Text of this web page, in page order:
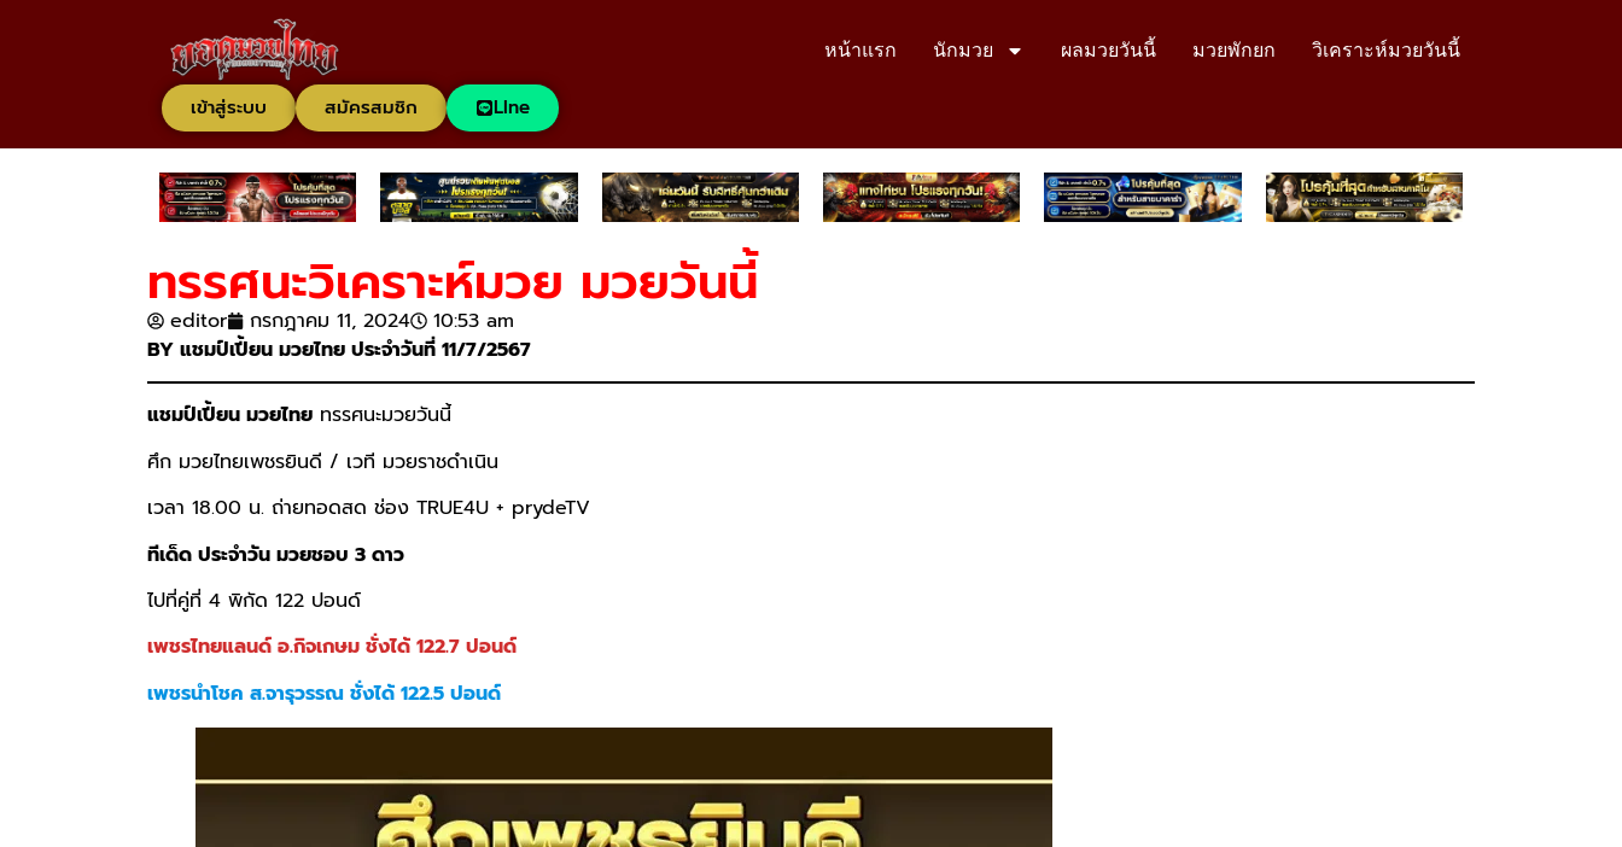
หน้าแรก นักมวย ผลมวยวันนี้ มวยพักยก วิเคราะห์มวยวันนี้
เข้าสู่ระบบ สมัครสมชิก LIne
ทรรศนะวิเคราะห์มวย มวยวันนี้
editor กรกฎาคม 11, 2024
10:53 am
BY แชมป์เปี้ยน มวยไทย ประจำวันที่ 11/7/2567
แชมป์เปี้ยน มวยไทย ทรรศนะมวยวันนี้
ศึก มวยไทยเพชรยินดี / เวที มวยราชดำเนิน
เวลา 18.00 น. ถ่ายทอดสด ช่อง TRUE4U + prydeTV
ทีเด็ด ประจำวัน มวยชอบ 3 ดาว
ไปที่คู่ที่ 4 พิกัด 122 ปอนด์
เพชรไทยแลนด์ อ.กิจเกษม ชั่งได้ 122.7 ปอนด์
เพชรนำโชค ส.จารุวรรณ ชั่งได้ 122.5 ปอนด์